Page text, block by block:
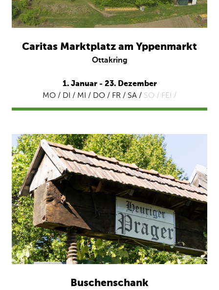
Caritas Marktplatz am Yppenmarkt
Ottakring
1. Januar - 23. Dezember
MO / DI / MI / DO / FR / SA / SO / FEI /
Buschenschank